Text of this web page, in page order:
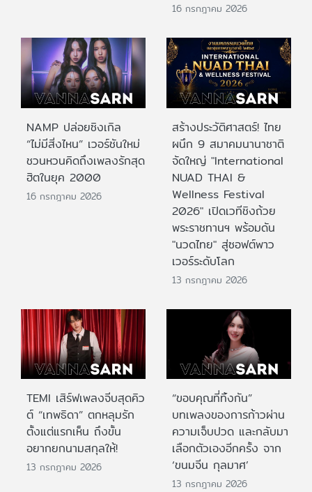
16 กรกฎาคม 2026
NAMP ปล่อยซิงเกิล
“ไม่มีสิ่งไหน” เวอร์ชันใหม่
ชวนหวนคิดถึงเพลงรักสุด
ฮิตในยุค 2000
16 กรกฎาคม 2026
สร้างประวัติศาสตร์! ไทย
ผนึก 9 สมาคมนานาชาติ
จัดใหญ่ "International
NUAD THAI &
Wellness Festival
2026" เปิดเวทีชิงถ้วย
พระราชทานฯ พร้อมดัน
"นวดไทย" สู่ซอฟต์พาว
เวอร์ระดับโลก
13 กรกฎาคม 2026
TEMI เสิร์ฟเพลงจีบสุดคิว
ต์ “เทพธิดา” ตกหลุมรัก
ตั้งแต่แรกเห็น ถึงขั้น
อยากยกนามสกุลให้!
13 กรกฎาคม 2026
“ขอบคุณที่ทิ้งกัน”
บทเพลงของการก้าวผ่าน
ความเจ็บปวด และกลับมา
เลือกตัวเองอีกครั้ง จาก
‘ขนมจีน กุลมาศ’
13 กรกฎาคม 2026